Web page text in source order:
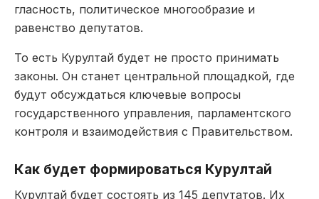
гласность, политическое многообразие и
равенство депутатов.
То есть Курултай будет не просто принимать
законы. Он станет центральной площадкой, где
будут обсуждаться ключевые вопросы
государственного управления, парламентского
контроля и взаимодействия с Правительством.
Как будет формироваться Курултай
Курултай будет состоять из 145 депутатов. Их